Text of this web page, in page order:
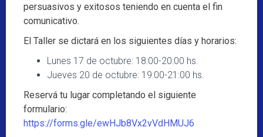
persuasivos y exitosos teniendo en cuenta el fin
comunicativo.
El Taller se dictará en los siguientes días y horarios:
Lunes 17 de octubre: 18:00-20:00 hs.
Jueves 20 de octubre: 19:00-21:00 hs.
Reservá tu lugar completando el siguiente
formulario:
https://forms.gle/ewHJb8Vx2vVdHMUJ6